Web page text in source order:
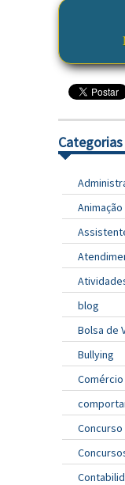
Categorias
blog
Bolsa de
Bullying